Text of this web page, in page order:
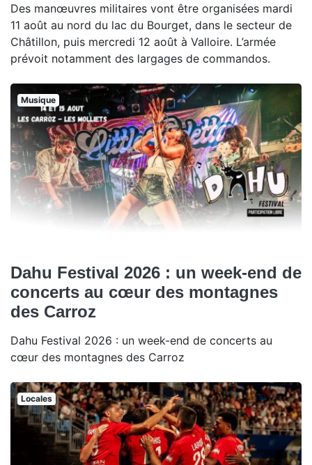
Des manœuvres militaires vont être organisées mardi
11 août au nord du lac du Bourget, dans le secteur de
Châtillon, puis mercredi 12 août à Valloire. L’armée
prévoit notamment des largages de commandos.
Musique
Dahu Festival 2026 : un week-end de
concerts au cœur des montagnes
des Carroz
Dahu Festival 2026 : un week-end de concerts au
cœur des montagnes des Carroz
Locales